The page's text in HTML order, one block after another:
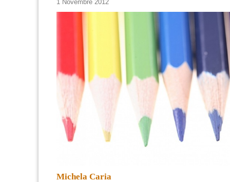
1 Novembre 2012
Michela Caria